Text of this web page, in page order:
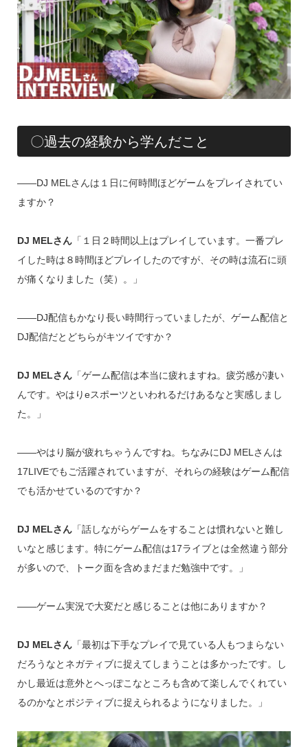
〇過去の経験から学んだこと
――DJ MELさんは１日に何時間ほどゲームをプレイされてい
ますか？
DJ MELさん「１日２時間以上はプレイしています。一番プレ
イした時は８時間ほどプレイしたのですが、その時は流石に頭
が痛くなりました（笑）。」
――DJ配信もかなり長い時間行っていましたが、ゲーム配信と
DJ配信だとどちらがキツイですか？
DJ MELさん「ゲーム配信は本当に疲れますね。疲労感が凄い
んです。やはりeスポーツといわれるだけあるなと実感しまし
た。」
――やはり脳が疲れちゃうんですね。ちなみにDJ MELさんは
17LIVEでもご活躍されていますが、それらの経験はゲーム配信
でも活かせているのですか？
DJ MELさん「話しながらゲームをすることは慣れないと難し
いなと感じます。特にゲーム配信は17ライブとは全然違う部分
が多いので、トーク面を含めまだまだ勉強中です。」
――ゲーム実況で大変だと感じることは他にありますか？
DJ MELさん「最初は下手なプレイで見ている人もつまらない
だろうなとネガティブに捉えてしまうことは多かったです。し
かし最近は意外とへっぽこなところも含めて楽しんでくれてい
るのかなとポジティブに捉えられるようになりました。」